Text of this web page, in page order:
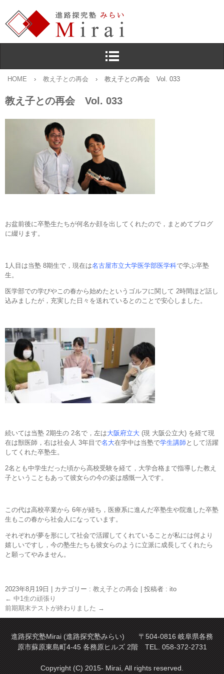
HOME › 教え子との再会 › 教え子との再会 Vol. 033
教え子との再会 Vol. 033
お盆前後に卒塾生たちが何名か顔を出してくれたので，まとめてブログ
に綴ります。
1人目は当塾 8期生で，現在は名古屋市立大学医学部医学科で学ぶ卒塾
生。
医学部での学びやこの春から始めたというゴルフに関して 2時間ほど話し
込みましたが，充実した日々を送れているとのことで安心しました。
続いては当塾 2期生の 2名で，左は大阪府立大 (現 大阪公立大) を経て現
在は獣医師，右は社会人 3年目で名大在学中は当塾で学生講師として活躍
してくれた卒塾生。
2名とも中学生だった頃から高校受験を経て，大学合格まで指導した教え
子ということもあって彼女らの今の姿は感慨一入です。
この代は高校卒業から 6年が経ち，医療系に進んだ卒塾生や院進した卒塾
生もこの春から社会人になっています。
それぞれが夢を形にして社会で活躍してくれていることが私には何より
嬉しいですし，今の塾生たちも彼女らのように立派に成長してくれたら
と願ってやみません。
2023年8月19日 カテゴリー : 教え子との再会
投稿者 : ito
← 中1生の頑張り
前期期末テストが終わりました →
進路探究塾Mirai (進路探究塾みらい) 〒504-0816 岐阜県各務
原市蘇原東島町4-45 各務原ヒルズ 2階 TEL. 058-372-2731
Copyright (C) 2015- Mirai, All rights reserved.